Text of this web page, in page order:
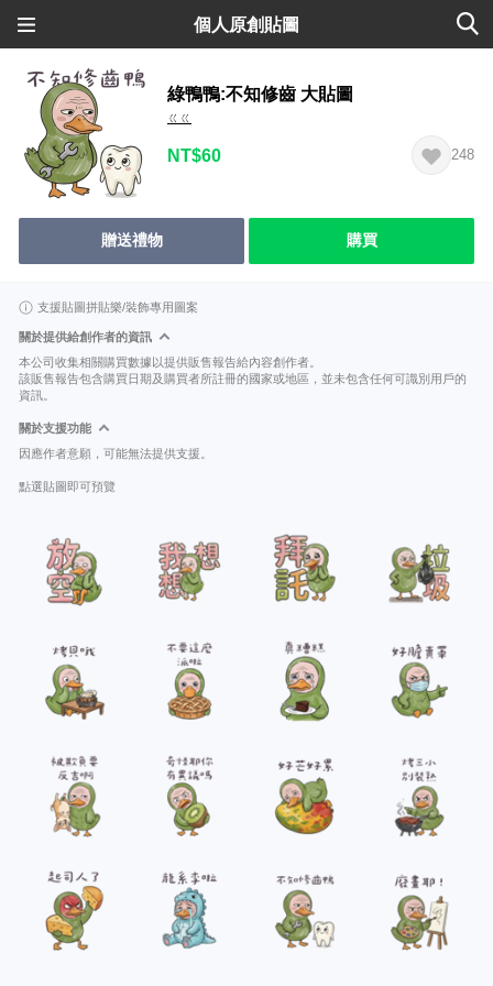
個人原創貼圖
綠鴨鴨:不知修齒 大貼圖
ㄍㄍ
NT$60 248
贈送禮物 購買
支援貼圖拼貼樂/裝飾專用圖案
關於提供給創作者的資訊
本公司收集相關購買數據以提供販售報告給內容創作者。
該販售報告包含購買日期及購買者所註冊的國家或地區，並未包含任何可識別用戶的
資訊。
關於支援功能
因應作者意願，可能無法提供支援。
點選貼圖即可預覽